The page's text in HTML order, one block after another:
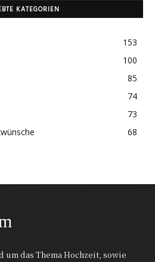
KATEGORIEN
153
100
85
74
73
68
das Thema Hochzeit, sowie